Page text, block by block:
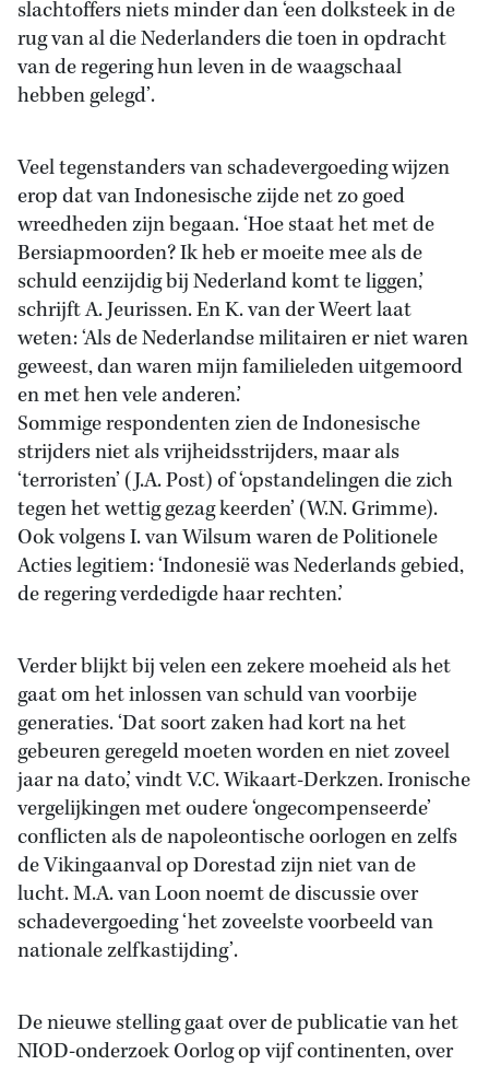
slachtoffers niets minder dan ‘een dolksteek in de
rug van al die Nederlanders die toen in opdracht
van de regering hun leven in de waagschaal
hebben gelegd’.
Veel tegenstanders van schadevergoeding wijzen
erop dat van Indonesische zijde net zo goed
wreedheden zijn begaan. ‘Hoe staat het met de
Bersiapmoorden? Ik heb er moeite mee als de
schuld eenzijdig bij Nederland komt te liggen,’
schrijft A. Jeurissen. En K. van der Weert laat
weten: ‘Als de Nederlandse militairen er niet waren
geweest, dan waren mijn familieleden uitgemoord
en met hen vele anderen.’
Sommige respondenten zien de Indonesische
strijders niet als vrijheidsstrijders, maar als
‘terroristen’ (J.A. Post) of ‘opstandelingen die zich
tegen het wettig gezag keerden’ (W.N. Grimme).
Ook volgens I. van Wilsum waren de Politionele
Acties legitiem: ‘Indonesië was Nederlands gebied,
de regering verdedigde haar rechten.’
Verder blijkt bij velen een zekere moeheid als het
gaat om het inlossen van schuld van voorbije
generaties. ‘Dat soort zaken had kort na het
gebeuren geregeld moeten worden en niet zoveel
jaar na dato,’ vindt V.C. Wikaart-Derkzen. Ironische
vergelijkingen met oudere ‘ongecompenseerde’
conflicten als de napoleontische oorlogen en zelfs
de Vikingaanval op Dorestad zijn niet van de
lucht. M.A. van Loon noemt de discussie over
schadevergoeding ‘het zoveelste voorbeeld van
nationale zelfkastijding’.
De nieuwe stelling gaat over de publicatie van het
NIOD-onderzoek Oorlog op vijf continenten, over